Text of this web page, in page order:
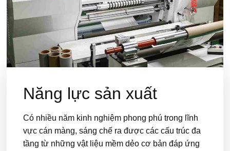
Năng lực sản xuất
Có nhiều năm kinh nghiệm phong phú trong lĩnh
vực cán màng, sáng chế ra được các cấu trúc đa
tầng từ những vật liệu mềm dẻo cơ bản đáp ứng